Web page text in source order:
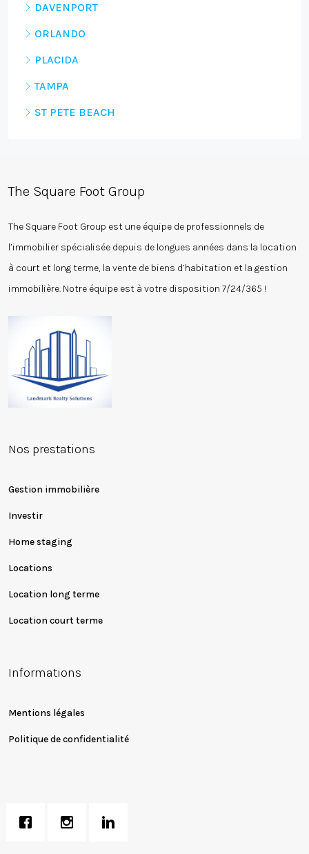
DAVENPORT
ORLANDO
PLACIDA
TAMPA
ST PETE BEACH
The Square Foot Group
The Square Foot Group est une équipe de professionnels de
l’immobilier spécialisée depuis de longues années dans la location
à court et long terme, la vente de biens d’habitation et la gestion
immobilière. Notre équipe est à votre disposition 7/24/365 !
Nos prestations
Gestion immobilière
Investir
Home staging
Locations
Location long terme
Location court terme
Informations
Mentions légales
Politique de confidentialité